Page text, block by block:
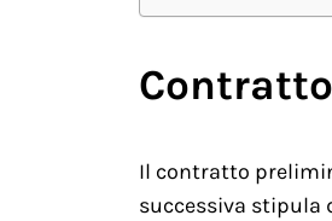
Il contratto
successiva stipula